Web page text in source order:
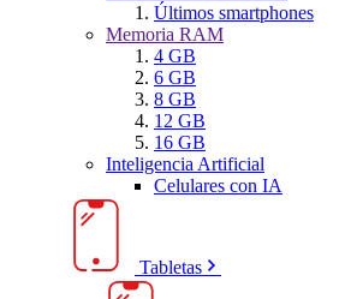
Últimos smartphones
Memoria RAM
4 GB
6 GB
8 GB
12 GB
16 GB
Inteligencia Artificial
Celulares con IA
Tabletas